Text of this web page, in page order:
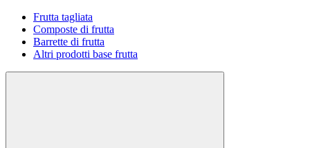
Frutta tagliata
Composte di frutta
Barrette di frutta
Altri prodotti base frutta